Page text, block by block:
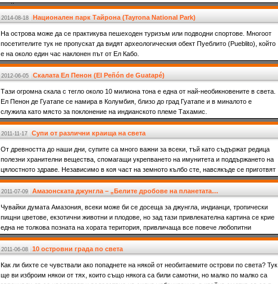
крайбрежието на Карибско море.
2014-08-18 Национален парк Тайрона (Tayrona National Park)
На острова може да се практикува пешеходен туризъм или подводни спортове. Многоот
посетителите тук не пропускат да видят археологическия обект Пуеблито (Pueblito), който
е на около един час наклонен път от Ел Кабо.
2012-06-05 Скалата Ел Пенон (El Peñón de Guatapé)
Тази огромна скала с тегло около 10 милиона тона е една от най-необикновените в света.
Ел Пенон де Гуатапе се намира в Колумбия, близо до град Гуатапе и в миналото е
служила като място за поклонение на индианското племе Тахамис.
2011-11-17 Супи от различни краища на света
От древността до наши дни, супите са много важни за всеки, тъй като съдържат редица
полезни хранителни вещества, спомагащи укрепването на имунитета и поддържането на
цялостното здраве. Независимо в коя част на земното кълбо сте, навсякъде се приготвят
2011-07-09 Амазонската джунгла – „Белите дробове на планетата…
Чувайки думата Амазония, всеки може би се досеща за джунгла, индианци, тропически
пищни цветове, екзотични животни и плодове, но зад тази привлекателна картина се крие
една не толкова позната на хората територия, привличаща все повече любопитни
2011-06-08 10 островни града по света
Как ли бихте се чувствали ако попаднете на някой от необитаемите острови по света? Тук
ще ви изброим някои от тях, които също някога са били самотни, но малко по малко са